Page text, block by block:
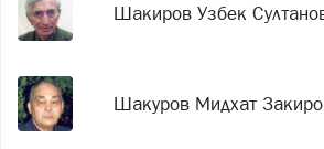
Шакиров Узбек
Шакуров Мидхат